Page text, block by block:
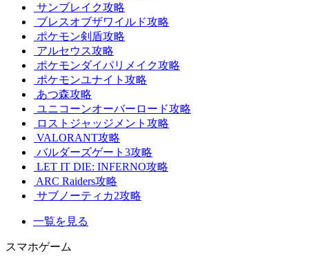
サンブレイク攻略
ブレスオブザワイルド攻略
ポケモン剣盾攻略
アルセウス攻略
ポケモンダイパリメイク攻略
ポケモンユナイト攻略
あつ森攻略
ユニコーンオーバーロード攻略
ロストジャッジメント攻略
VALORANT攻略
バルダーズゲート3攻略
LET IT DIE: INFERNO攻略
ARC Raiders攻略
サブノーティカ2攻略
一覧を見る
スマホゲーム